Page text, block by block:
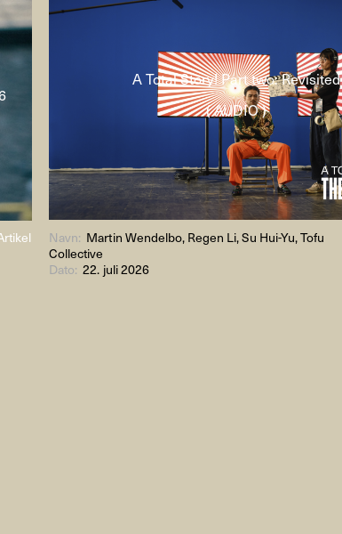
A Total Story! Part two: Revisited
( AUDIO )
Navn: Martin Wendelbo, Regen Li, Su Hui-Yu, Tofu
Collective
Dato:22. juli 2026